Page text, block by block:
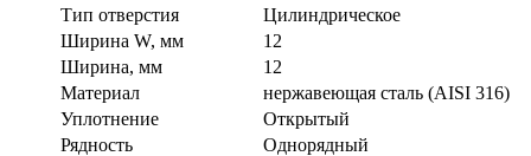
Тип отверстия
Цилиндрическое
Ширина W, мм
12
Ширина, мм
12
Материал
нержавеющая сталь (AISI 316)
Уплотнение
Открытый
Рядность
Однорядный